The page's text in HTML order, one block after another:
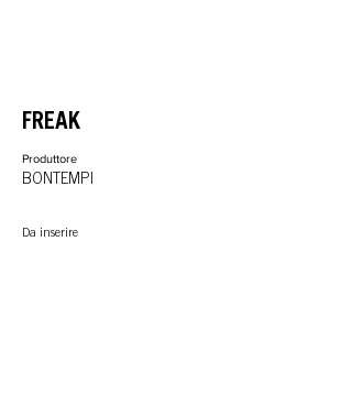
FREAK
Produttore
BONTEMPI
Da inserire